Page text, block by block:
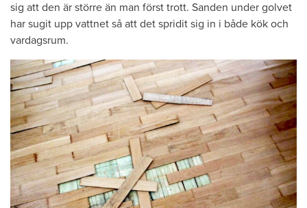
sig att den är större än man först trott. Sanden under golvet
har sugit upp vattnet så att det spridit sig in i både kök och
vardagsrum.